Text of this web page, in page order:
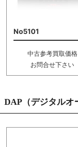
No5101
中古参考買取価格
お問合せ下さい
DAP（デジタルオ